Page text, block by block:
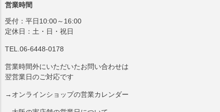
営業時間
受付：平日10:00～16:00
定休日：土・日・祝日
TEL.06-6448-0178
営業時間外にいただいたお問い合わせは
翌営業日のご対応です
→オンラインショップの営業カレンダー